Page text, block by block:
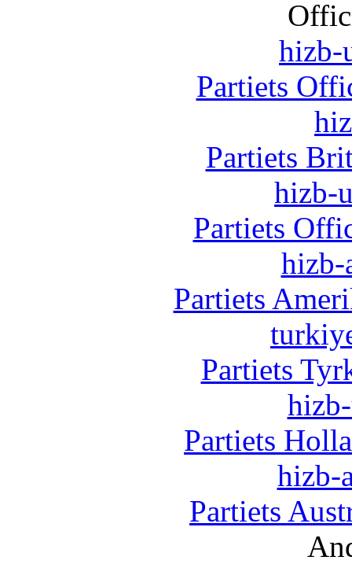
hizb-
Partiets
Partiets
hizb-
Partiets
hizb-
Partiets
Partiets
Partiets
hizb-
Partiets